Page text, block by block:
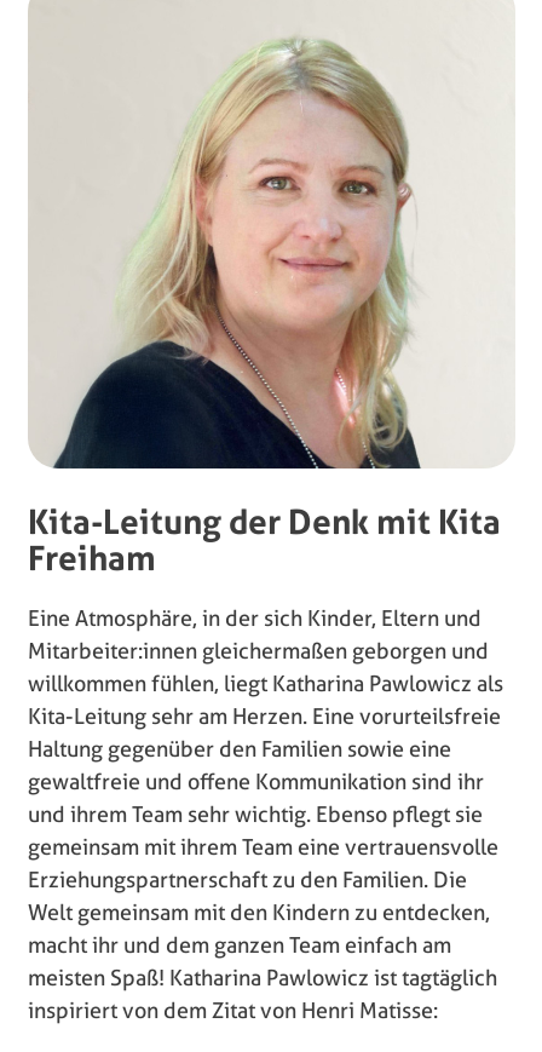
Kita-Leitung der Denk mit Kita
Freiham
Eine Atmosphäre, in der sich Kinder, Eltern und
Mitarbeiter:innen gleichermaßen geborgen und
willkommen fühlen, liegt Katharina Pawlowicz als
Kita-Leitung sehr am Herzen. Eine vorurteilsfreie
Haltung gegenüber den Familien sowie eine
gewaltfreie und offene Kommunikation sind ihr
und ihrem Team sehr wichtig. Ebenso pflegt sie
gemeinsam mit ihrem Team eine vertrauensvolle
Erziehungspartnerschaft zu den Familien. Die
Welt gemeinsam mit den Kindern zu entdecken,
macht ihr und dem ganzen Team einfach am
meisten Spaß! Katharina Pawlowicz ist tagtäglich
inspiriert von dem Zitat von Henri Matisse: